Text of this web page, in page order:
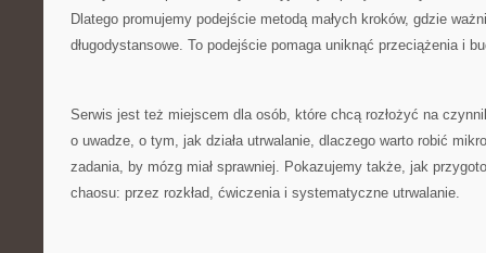
Dlatego promujemy podejście metodą małych kroków, gdzie
długodystansowe. To podejście pomaga uniknąć przeciążenia i
Serwis jest też miejscem dla osób, które chcą rozłożyć na
o uwadze, o tym, jak działa utrwalanie, dlaczego warto robić
zadania, by mózg miał sprawniej. Pokazujemy także, jak
chaosu: przez rozkład, ćwiczenia i systematyczne utrwalanie.